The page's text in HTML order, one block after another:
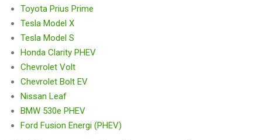
Toyota Prius Prime
Tesla Model X
Tesla Model S
Honda Clarity PHEV
Chevrolet Volt
Chevrolet Bolt EV
Nissan Leaf
BMW 530e PHEV
Ford Fusion Energi (PHEV)